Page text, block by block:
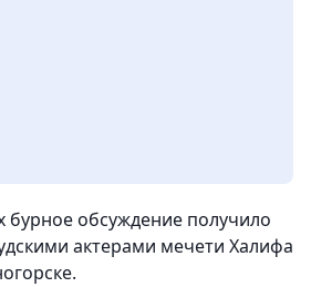
бурное обсуждение получило
актерами мечети Халифа